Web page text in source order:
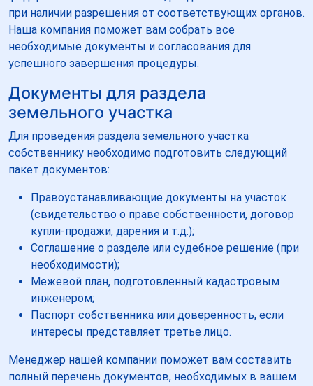
при наличии разрешения от соответствующих органов.
Наша компания поможет вам собрать все
необходимые документы и согласования для
успешного завершения процедуры.
Документы для раздела
земельного участка
Для проведения раздела земельного участка
собственнику необходимо подготовить следующий
пакет документов:
Правоустанавливающие документы на участок
(свидетельство о праве собственности, договор
купли-продажи, дарения и т.д.);
Соглашение о разделе или судебное решение (при
необходимости);
Межевой план, подготовленный кадастровым
инженером;
Паспорт собственника или доверенность, если
интересы представляет третье лицо.
Менеджер нашей компании поможет вам составить
полный перечень документов, необходимых в вашем